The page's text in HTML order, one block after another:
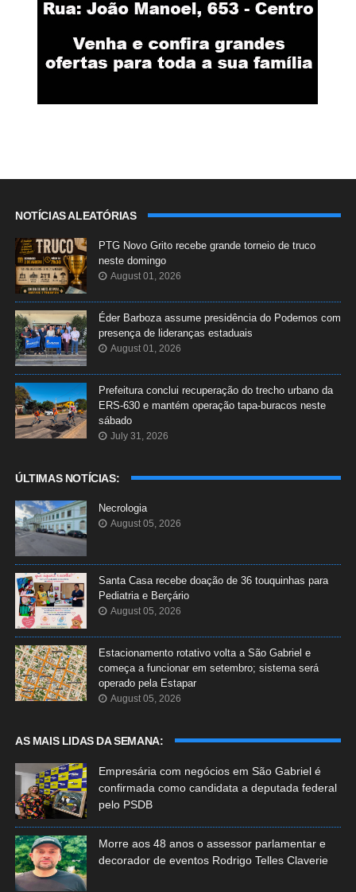
NOTÍCIAS ALEATÓRIAS
PTG Novo Grito recebe grande torneio de truco
neste domingo
August 01, 2026
Éder Barboza assume presidência do Podemos com
presença de lideranças estaduais
August 01, 2026
Prefeitura conclui recuperação do trecho urbano da
ERS-630 e mantém operação tapa-buracos neste
sábado
July 31, 2026
ÚLTIMAS NOTÍCIAS:
Necrologia
August 05, 2026
Santa Casa recebe doação de 36 touquinhas para
Pediatria e Berçário
August 05, 2026
Estacionamento rotativo volta a São Gabriel e
começa a funcionar em setembro; sistema será
operado pela Estapar
August 05, 2026
AS MAIS LIDAS DA SEMANA:
Empresária com negócios em São Gabriel é
confirmada como candidata a deputada federal
pelo PSDB
Morre aos 48 anos o assessor parlamentar e
decorador de eventos Rodrigo Telles Claverie